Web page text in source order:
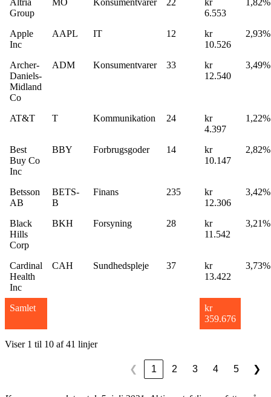
Group
6.553
Apple
Inc
AAPL IT 12
kr
10.526
2,93%
Archer-
Daniels-
Midland
Co
ADM Konsumentvarer 33
kr
12.540
3,49%
AT&T T Kommunikation 24
kr
4.397
1,22%
Best
Buy Co
Inc
BBY Forbrugsgoder 14
kr
10.147
2,82%
Betsson
AB
BETS-
B
Finans 235
kr
12.306
3,42%
Black
Hills
Corp
BKH Forsyning 28
kr
11.542
3,21%
Cardinal
Health
Inc
CAH Sundhedspleje 37
kr
13.422
3,73%
Samlet
kr
359.676
Viser 1 til 10 af 41 linjer
❮ 1 2 3 4 5 ❯